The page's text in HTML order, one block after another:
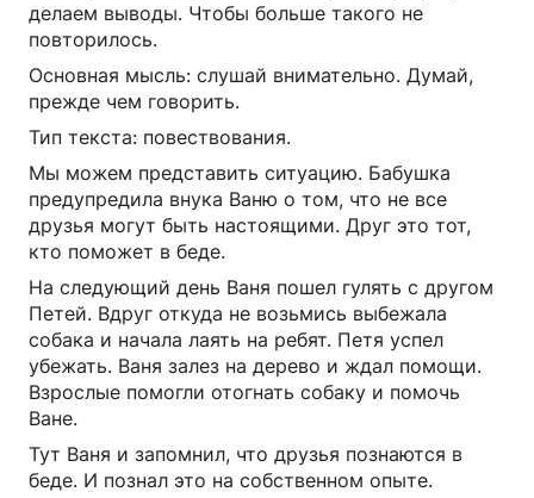
делаем выводы. Чтобы больше такого не
повторилось.
Основная мысль: слушай внимательно. Думай,
прежде чем говорить.
Тип текста: повествования.
Мы можем представить ситуацию. Бабушка
предупредила внука Ваню о том, что не все
друзья могут быть настоящими. Друг это тот,
кто поможет в беде.
На следующий день Ваня пошел гулять с другом
Петей. Вдруг откуда не возьмись выбежала
собака и начала лаять на ребят. Петя успел
убежать. Ваня залез на дерево и ждал помощи.
Взрослые помогли отогнать собаку и помочь
Ване.
Тут Ваня и запомнил, что друзья познаются в
беде. И познал это на собственном опыте.